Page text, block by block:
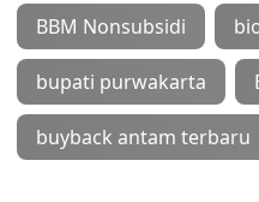
BBM Nonsubsidi
bupati purwakarta
buyback antam terbaru